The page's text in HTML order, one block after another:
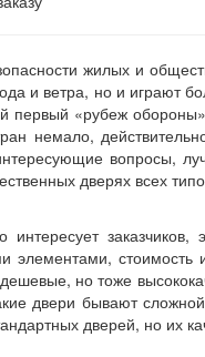
жилых и
и ветра, но и играют
первый «рубеж
немало,
вопросы,
дверях всех
элементами,
но тоже
двери бывают
дверей, но их